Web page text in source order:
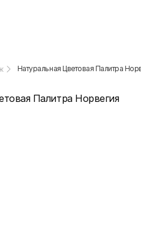
Натуральная Цветовая Палитра